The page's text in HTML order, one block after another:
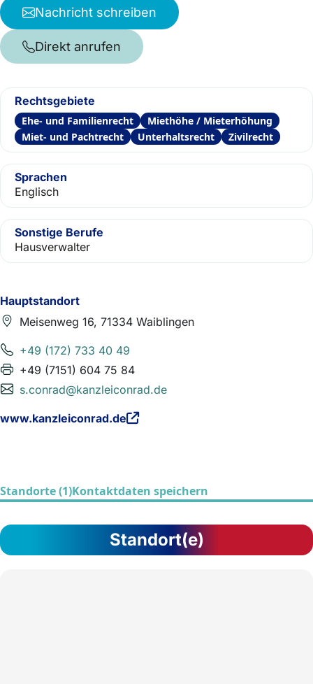
Hauptstandort
Meisenweg 16, 71334 Waiblingen
+49 (172) 733 40 49
+49 (7151) 604 75 84
s.conrad@kanzleiconrad.de
www.kanzleiconrad.de
Nachricht schreiben
Direkt anrufen
Rechtsgebiete
Ehe- und Familienrecht
Miethöhe / Mieterhöhung
Miet- und Pachtrecht
Unterhaltsrecht Zivilrecht
Sprachen
Englisch
Sonstige Berufe
Hausverwalter
Standorte (1)Kontaktdaten speichern
Standort(e)